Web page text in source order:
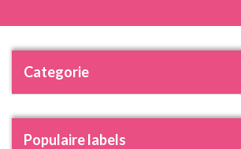
Categorie
Populaire labels